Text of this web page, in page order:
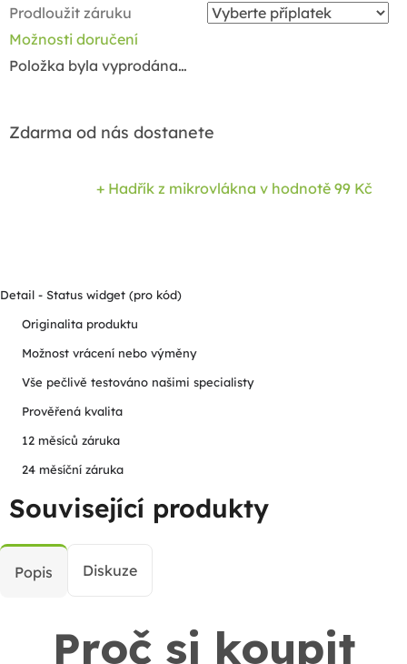
Prodloužit záruku
Možnosti doručení
Položka byla vyprodána…
Zdarma od nás dostanete
+ Hadřík z mikrovlákna v hodnotě 99 Kč
Detail - Status widget (pro kód)
Originalita produktu
Možnost vrácení nebo výměny
Vše pečlivě testováno našimi specialisty
Prověřená kvalita
12 měsíců záruka
24 měsíční záruka
Související produkty
Popis Diskuze
Proč si koupit